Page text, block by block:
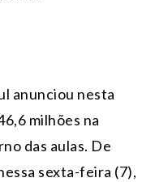
anunciou nesta
milhões na
das aulas. De
sexta-feira (7),